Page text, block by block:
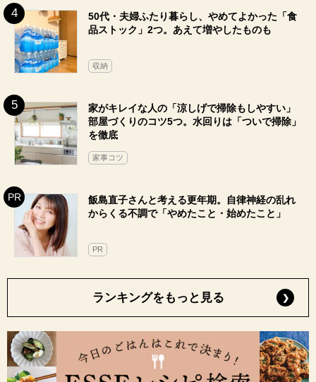
50代・夫婦ふたり暮らし、やめてよかった「食
品ストック」2つ。あえて増やしたものも
収納
家がキレイな人の「涼しげで掃除もしやすい」
部屋づくりのコツ5つ。水回りは「ついで掃除」
を徹底
家事コツ
飯島直子さんと考える更年期。自律神経の乱れ
からくる不調で「やめたこと・始めたこと」
PR
ランキングをもっと見る